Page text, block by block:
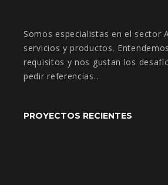
Somos especialistas en el sector
servicios y productos.
requisitos y nos gustan los
pedir referencias..
PROYECTOS RECIENTES